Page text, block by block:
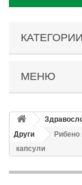
КАТЕГОРИИ
МЕНЮ
Други
Рибено
капсули